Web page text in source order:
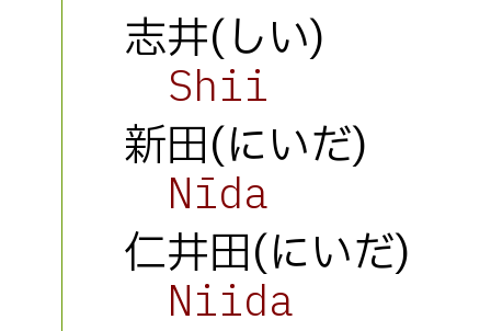
志井(しい)
Shii
新田(にいだ)
Nīda
仁井田(にいだ)
Niida